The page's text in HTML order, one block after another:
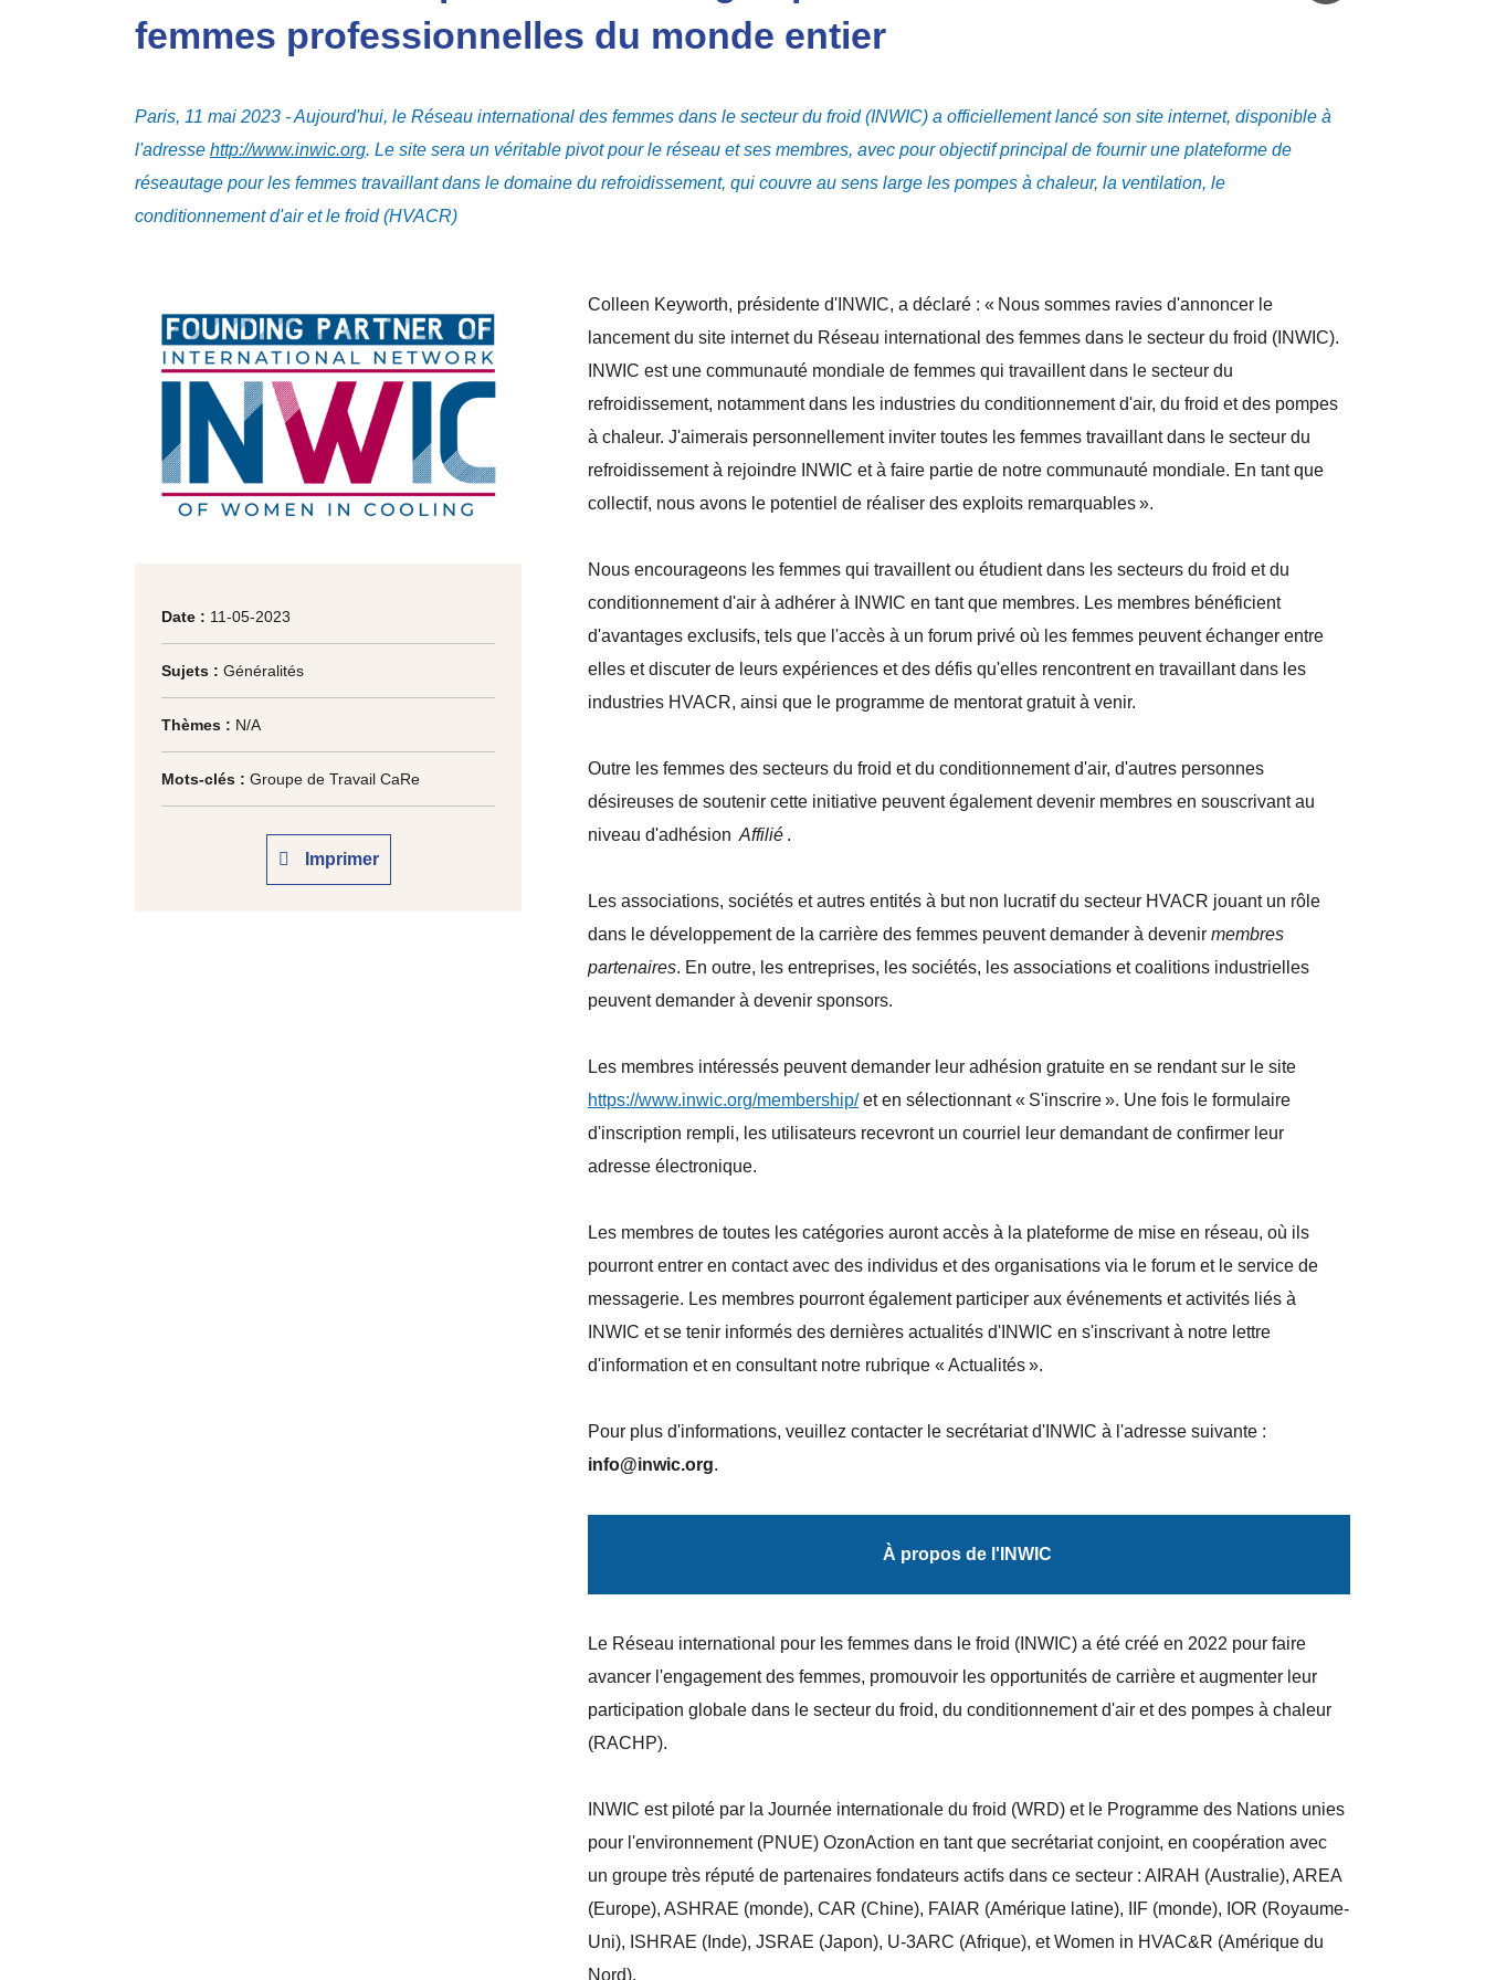
femmes professionnelles du monde entier
Paris, 11 mai 2023 - Aujourd'hui, le Réseau international des femmes dans le secteur du froid (INWIC) a officiellement lancé son site internet, disponible à
l'adresse http://www.inwic.org. Le site sera un véritable pivot pour le réseau et ses membres, avec pour objectif principal de fournir une plateforme de
réseautage pour les femmes travaillant dans le domaine du refroidissement, qui couvre au sens large les pompes à chaleur, la ventilation, le
conditionnement d'air et le froid (HVACR)
Date : 11-05-2023
Sujets : Généralités
Thèmes : N/A
Mots-clés : Groupe de Travail CaRe
Imprimer
Colleen Keyworth, présidente d'INWIC, a déclaré : « Nous sommes ravies d'annoncer le
lancement du site internet du Réseau international des femmes dans le secteur du froid (INWIC).
INWIC est une communauté mondiale de femmes qui travaillent dans le secteur du
refroidissement, notamment dans les industries du conditionnement d'air, du froid et des pompes
à chaleur. J'aimerais personnellement inviter toutes les femmes travaillant dans le secteur du
refroidissement à rejoindre INWIC et à faire partie de notre communauté mondiale. En tant que
collectif, nous avons le potentiel de réaliser des exploits remarquables ».
Nous encourageons les femmes qui travaillent ou étudient dans les secteurs du froid et du
conditionnement d'air à adhérer à INWIC en tant que membres. Les membres bénéficient
d'avantages exclusifs, tels que l'accès à un forum privé où les femmes peuvent échanger entre
elles et discuter de leurs expériences et des défis qu'elles rencontrent en travaillant dans les
industries HVACR, ainsi que le programme de mentorat gratuit à venir.
Outre les femmes des secteurs du froid et du conditionnement d'air, d'autres personnes
désireuses de soutenir cette initiative peuvent également devenir membres en souscrivant au
niveau d'adhésion Affilié .
Les associations, sociétés et autres entités à but non lucratif du secteur HVACR jouant un rôle
dans le développement de la carrière des femmes peuvent demander à devenir membres
partenaires. En outre, les entreprises, les sociétés, les associations et coalitions industrielles
peuvent demander à devenir sponsors.
Les membres intéressés peuvent demander leur adhésion gratuite en se rendant sur le site
https://www.inwic.org/membership/et en sélectionnant « S'inscrire ». Une fois le formulaire
d'inscription rempli, les utilisateurs recevront un courriel leur demandant de confirmer leur
adresse électronique.
Les membres de toutes les catégories auront accès à la plateforme de mise en réseau, où ils
pourront entrer en contact avec des individus et des organisations via le forum et le service de
messagerie. Les membres pourront également participer aux événements et activités liés à
INWIC et se tenir informés des dernières actualités d'INWIC en s'inscrivant à notre lettre
d'information et en consultant notre rubrique « Actualités ».
Pour plus d'informations, veuillez contacter le secrétariat d'INWIC à l'adresse suivante :
info@inwic.org.
À propos de l'INWIC
Le Réseau international pour les femmes dans le froid (INWIC) a été créé en 2022 pour faire
avancer l'engagement des femmes, promouvoir les opportunités de carrière et augmenter leur
participation globale dans le secteur du froid, du conditionnement d'air et des pompes à chaleur
(RACHP).
INWIC est piloté par la Journée internationale du froid (WRD) et le Programme des Nations unies
pour l'environnement (PNUE) OzonAction en tant que secrétariat conjoint, en coopération avec
un groupe très réputé de partenaires fondateurs actifs dans ce secteur : AIRAH (Australie), AREA
(Europe), ASHRAE (monde), CAR (Chine), FAIAR (Amérique latine), IIF (monde), IOR (Royaume-
Uni), ISHRAE (Inde), JSRAE (Japon), U-3ARC (Afrique), et Women in HVAC&R (Amérique du
Nord).